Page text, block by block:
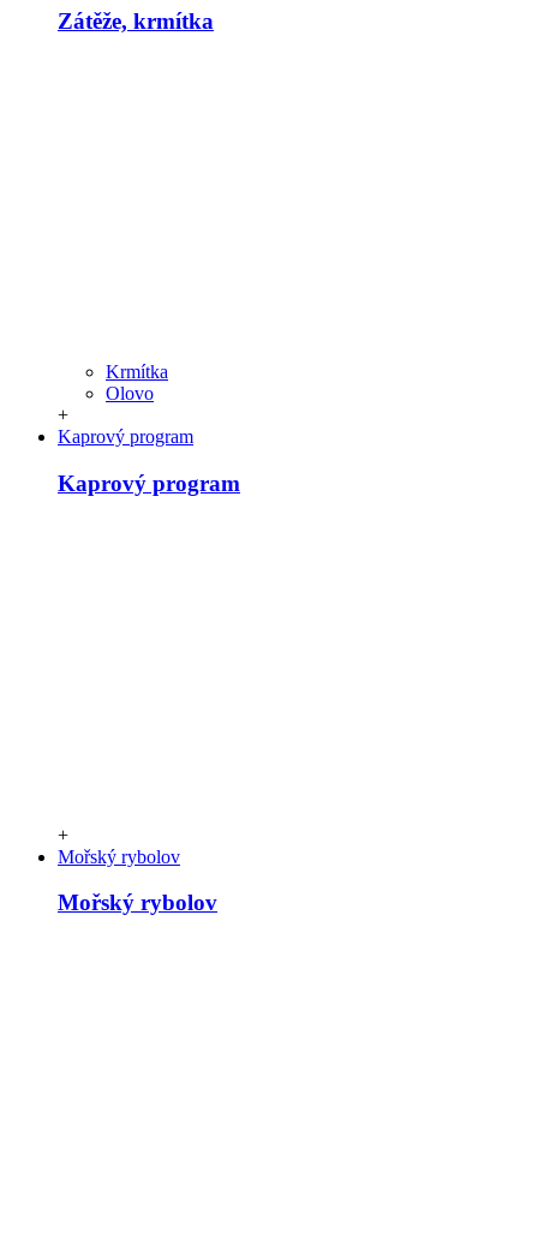
Zátěže, krmítka
Krmítka
Olovo
+
Kaprový program
Kaprový program
+
Mořský rybolov
Mořský rybolov